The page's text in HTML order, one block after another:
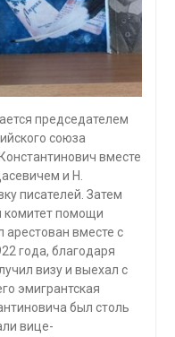
председателем
союза
вместе
и Н.
писателей. Затем
комитет помощи
вместе с
года, благодаря
визу и выехал с
эмигрантская
был столь
вице-